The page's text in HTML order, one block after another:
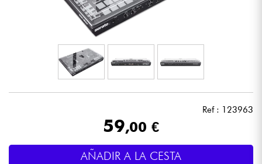
Grabación
Micros
Sistemas de Sonido
Ref : 123963
59,00 €
AÑADIR A LA CESTA